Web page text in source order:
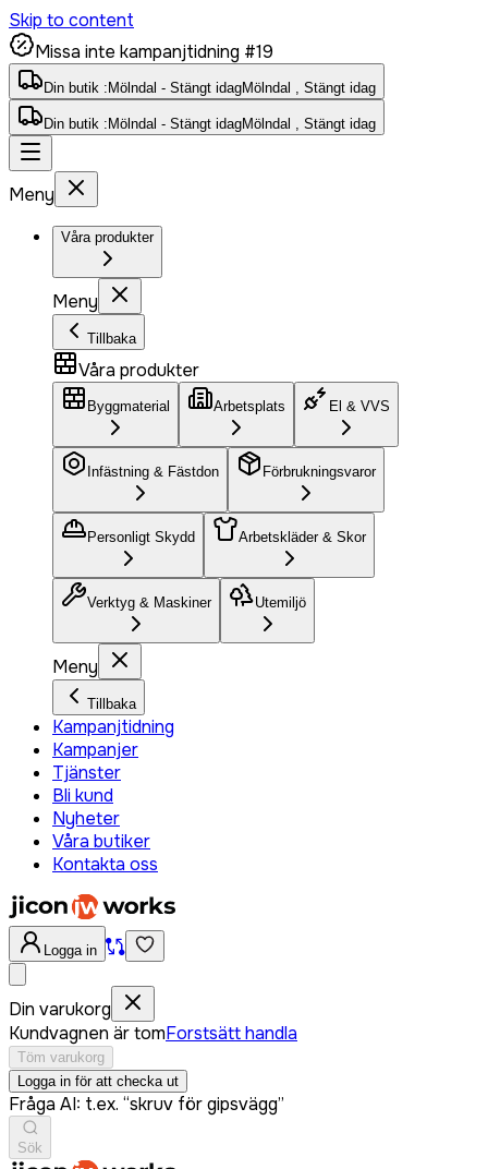
Skip to content
Missa inte kampanjtidning #19
Din butik : Mölndal - Stängt idagMölndal , Stängt idag
Din butik : Mölndal - Stängt idagMölndal , Stängt idag
Meny
Våra produkter
Meny
Tillbaka
Våra produkter
Byggmaterial Arbetsplats El & VVS
Infästning & Fästdon Förbrukningsvaror
Personligt Skydd Arbetskläder & Skor
Verktyg & Maskiner Utemiljö
Meny
Tillbaka
Kampanjtidning
Kampanjer
Tjänster
Bli kund
Nyheter
Våra butiker
Kontakta oss
Logga in
Din varukorg
Kundvagnen är tomForstsätt handla
Töm varukorg
Logga in för att checka ut
Fråga AI: t.ex. “skruv för gipsvägg”
Sök